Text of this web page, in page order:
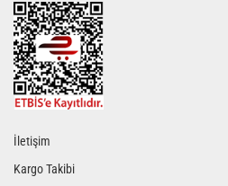
İletişim
Kargo Takibi